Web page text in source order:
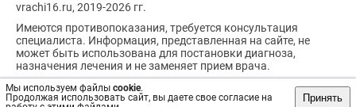
Мы используем файлы cookie.
Продолжая использовать сайт, вы даете свое согласие на
Принять
vrachi16.ru, 2019-2026 гг.
Имеются противопоказания, требуется консультация
специалиста. Информация, представленная на сайте, не
может быть использована для постановки диагноза,
назначения лечения и не заменяет прием врача.
Возрастное ограничение: 18+